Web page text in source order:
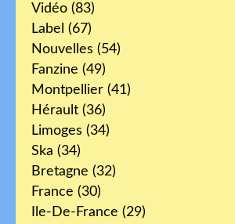
Vidéo (83)
Label (67)
Nouvelles (54)
Fanzine (49)
Montpellier (41)
Hérault (36)
Limoges (34)
Ska (34)
Bretagne (32)
France (30)
Ile-De-France (29)